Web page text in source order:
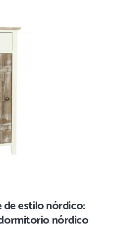
de estilo nórdico:
nórdico